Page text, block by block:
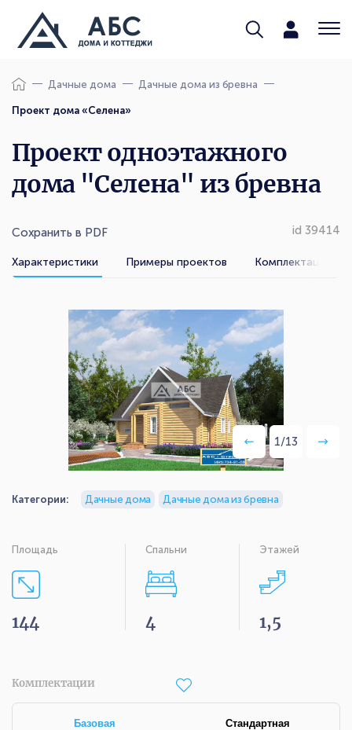
Дачные дома Дачные дома из бревна
Проект дома «Селена»
Проект одноэтажного
дома "Селена" из бревна
Сохранить в PDF id 39414
Характеристики Примеры проектов Комплектации
Категории: Дачные дома Дачные дома из бревна
1/13
Площадь
144
Спальни
4
Этажей
1,5
Комплектации
Базовая Стандартная